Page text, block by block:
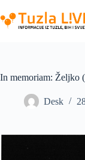
to
content
In memoriam: Željko
Desk